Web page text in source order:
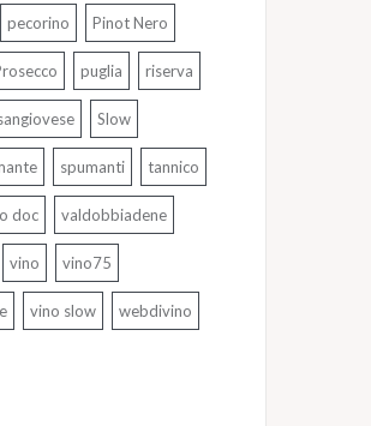
pecorino Pinot Nero
puglia riserva
Slow
spumanti tannico
doc valdobbiadene
vino vino75
vino slow webdivino